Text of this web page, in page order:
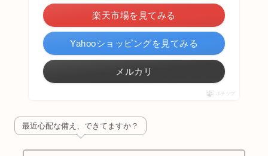
楽天市場を見てみる
Yahooショッピングを見てみる
メルカリ
ポチップ
最近心配な備え、できてますか？